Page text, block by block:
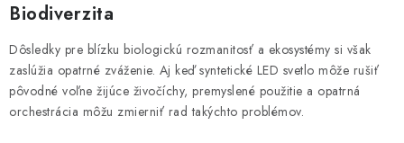
Biodiverzita
Dôsledky pre blízku biologickú rozmanitosť a ekosystémy si však
zaslúžia opatrné zváženie. Aj keď syntetické LED svetlo môže rušiť
pôvodné voľne žijúce živočíchy, premyslené použitie a opatrná
orchestrácia môžu zmierniť rad takýchto problémov.